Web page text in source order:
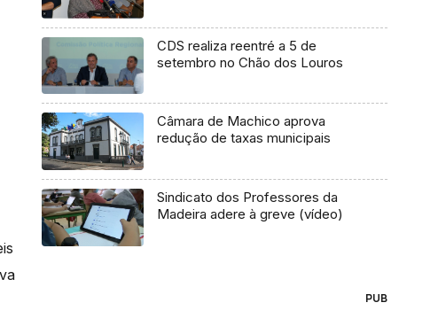
CDS realiza reentré a 5 de
setembro no Chão dos Louros
Câmara de Machico aprova
redução de taxas municipais
Sindicato dos Professores da
Madeira adere à greve (vídeo)
PUB